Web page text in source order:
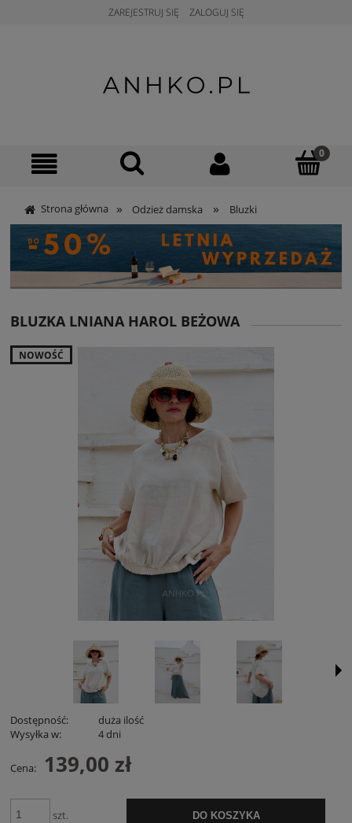
ZAREJESTRUJ SIĘ ZALOGUJ SIĘ
Strona główna » Odzież damska » Bluzki
BLUZKA LNIANA HAROL BEŻOWA
NOWOŚĆ
Dostępność:
duża ilość
Wysyłka w:
4 dni
Cena: 139,00 zł
szt. DO KOSZYKA